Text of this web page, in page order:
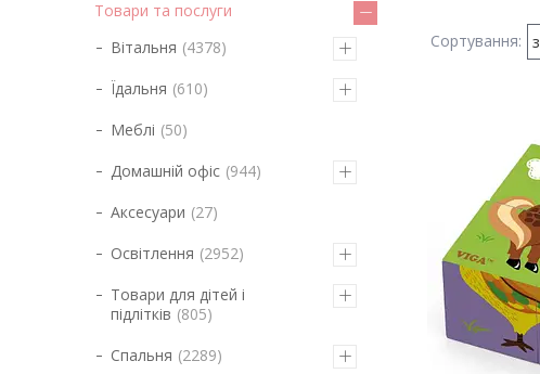
Товари та послуги
Вітальня 4378
Їдальня 610
Меблі 50
Домашній офіс 944
Аксесуари 27
Освітлення 2952
Товари для дітей і
підлітків 805
Спальня 2289